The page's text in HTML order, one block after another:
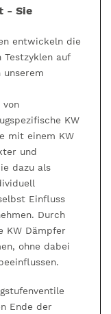
- Sie
entwickeln die
Testzyklen auf
unserem
KW
mit einem KW
und
dazu als
Einfluss
Durch
KW Dämpfer
ohne dabei
Ende der